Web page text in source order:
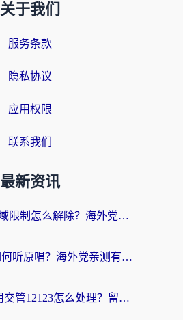
关于我们
服务条款
隐私协议
应用权限
联系我们
最新资讯
优酷手机app地域限制怎么解除？海外党亲测有效的追剧方案
全民K歌国外如何听原唱？海外党亲测有效的回国加速器选择指南
在海外如果使用交管12123怎么处理？留学生亲测有效的回国加速方案